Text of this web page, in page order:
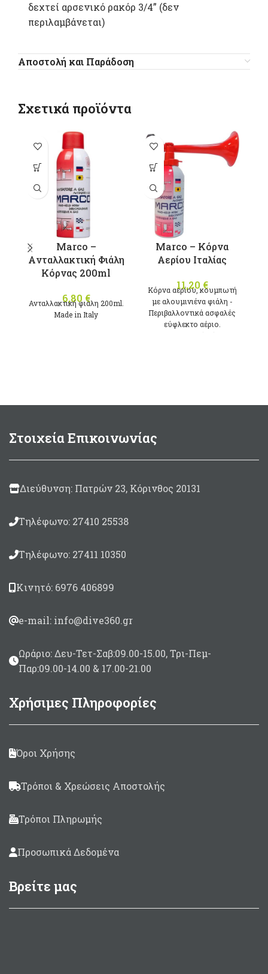
δεχτεί αρσενικό ρακόρ 3/4” (δεν
περιλαμβάνεται)
Αποστολή και Παράδοση
Σχετικά προϊόντα
Marco –
Aνταλλακτική Φιάλη
Κόρνας 200ml
6,80 €
Ανταλλακτική φιάλη 200ml.
Μade in Italy
Marco – Κόρνα
Αερίου Ιταλίας
11,20 €
Κόρνα αερίου, κουμπωτή
με αλουμινιένα φιάλη -
Περιβαλλοντικά ασφαλές
εύφλεκτο αέριο.
122dΒ (1m)
Στοιχεία Επικοινωνίας
Διεύθυνση: Πατρών 23, Κόρινθος 20131
Τηλέφωνο: 27410 25538
Τηλέφωνο: 27411 10350
Κινητό: 6976 406899
e-mail: info@dive360.gr
Ωράριο: Δευ-Τετ-Σαβ:09.00-15.00, Τρι-Πεμ-
Παρ:09.00-14.00 & 17.00-21.00
Χρήσιμες Πληροφορίες
Όροι Χρήσης
Τρόποι & Χρεώσεις Αποστολής
Τρόποι Πληρωμής
Προσωπικά Δεδομένα
Βρείτε μας